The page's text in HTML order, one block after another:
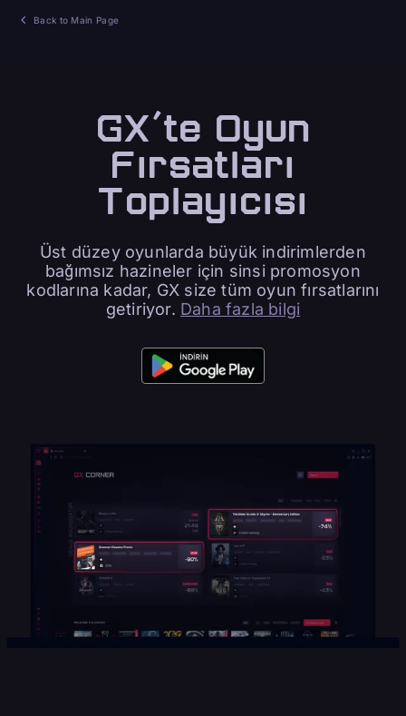
Back to Main Page
GX'te Oyun
Fırsatları
Toplayıcısı
Üst düzey oyunlarda büyük indirimlerden
bağımsız hazineler için sinsi promosyon
kodlarına kadar, GX size tüm oyun fırsatlarını
getiriyor. Daha fazla bilgi